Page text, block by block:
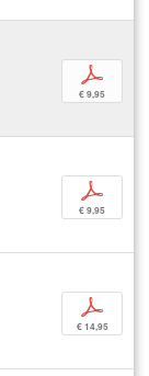
p
€ 9,95
p
€ 9,95
p
€ 14,95